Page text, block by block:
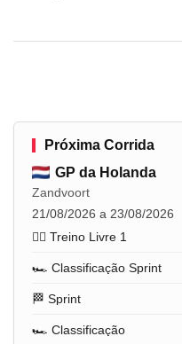
Próxima Corrida
GP da Holanda
Zandvoort
21/08/2026 a 23/08/2026
🏋️‍♂️ Treino Livre 1
🏎️ Classificação Sprint
🏁 Sprint
🏎️ Classificação